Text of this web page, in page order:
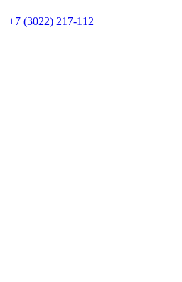
+7 (3022) 217-112